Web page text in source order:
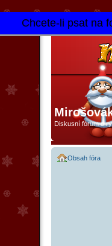
Chcete-li psat na
Diskusní fórum o
Obsah fóra